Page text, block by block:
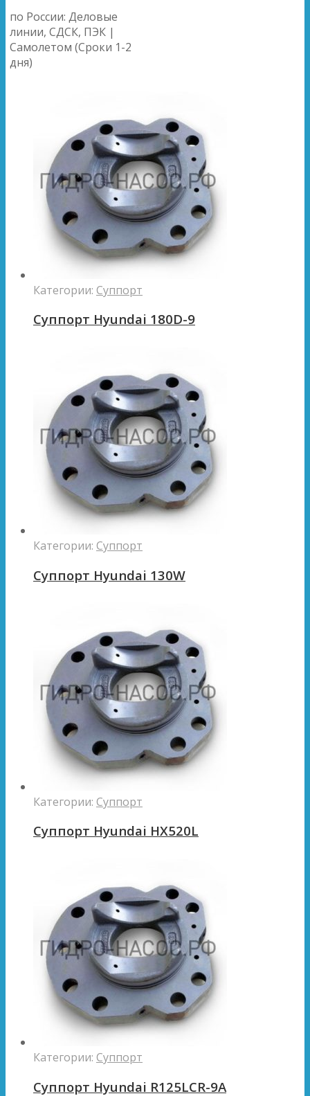
по России: Деловые
линии, СДСК, ПЭК |
Самолетом (Сроки 1-2
дня)
Категории: Суппорт
Суппорт Hyundai 180D-9
Категории: Суппорт
Суппорт Hyundai 130W
Категории: Суппорт
Суппорт Hyundai HX520L
Категории: Суппорт
Суппорт Hyundai R125LCR-9A